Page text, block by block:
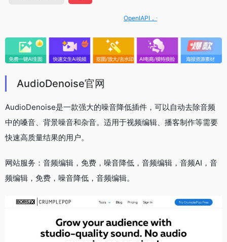
OpenIAPI，一站式大模型API聚合平台
AudioDenoise官网
AudioDenoise是一款强大的噪音降低插件，可以自动去除音频
中的嗓音、背景噪音和杂音。适用于视频编辑、播客制作等需要
快速高质量结果的用户。
网站服务：音频编辑，免费，噪音降低，音频编辑，音频AI，音
频编辑，免费，噪音降低，音频编辑。